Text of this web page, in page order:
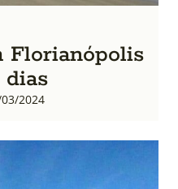
Florianópolis
dias
2024